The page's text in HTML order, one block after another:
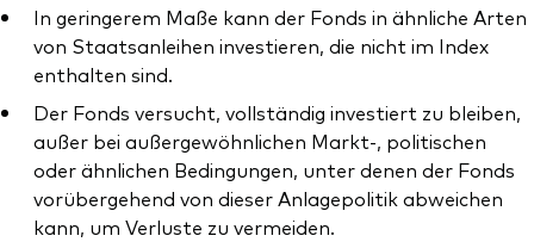
In geringerem Maße kann der Fonds in ähnliche Arten
von Staatsanleihen investieren, die nicht im Index
enthalten sind.
Der Fonds versucht, vollständig investiert zu bleiben,
außer bei außergewöhnlichen Markt-, politischen
oder ähnlichen Bedingungen, unter denen der Fonds
vorübergehend von dieser Anlagepolitik abweichen
kann, um Verluste zu vermeiden.